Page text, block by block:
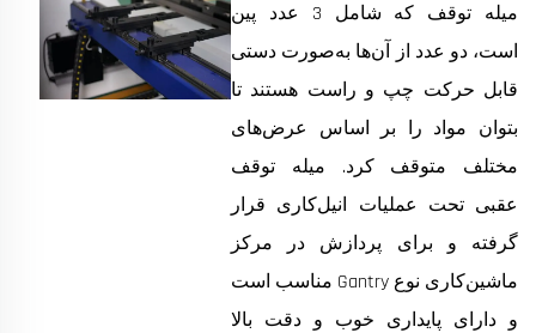
میله توقف که شامل 3 عدد پین
است، دو عدد از آن‌ها به‌صورت دستی
قابل حرکت چپ و راست هستند تا
بتوان مواد را بر اساس عرض‌های
مختلف متوقف کرد. میله توقف
عقبی تحت عملیات انیل‌کاری قرار
گرفته و برای پردازش در مرکز
ماشین‌کاری نوع Gantry مناسب است
و دارای پایداری خوب و دقت بالا